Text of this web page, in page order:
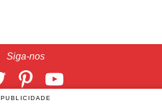
Siga-nos
PUBLICIDADE